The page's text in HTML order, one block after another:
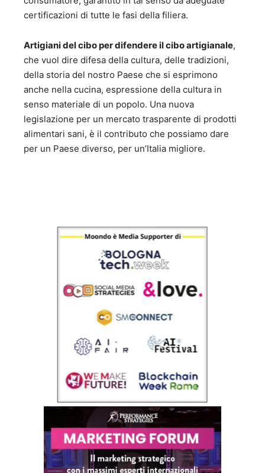
certificazioni di tutte le fasi della filiera.
Artigiani del cibo per difendere il cibo artigianale,
che vuol dire difesa della cultura, delle tradizioni,
della storia del nostro Paese che si esprimono
anche nella cucina, espressione della cultura in
senso materiale di un popolo. Una nuova
legislazione per un mercato trasparente di prodotti
alimentari sani, è il contributo che possiamo dare
per un Paese diverso, per un’Italia migliore.